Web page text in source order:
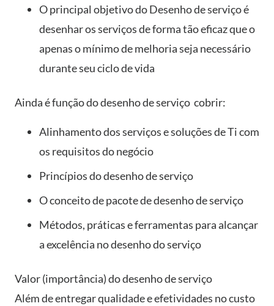
O principal objetivo do Desenho de serviço é
desenhar os serviços de forma tão eficaz que o
apenas o mínimo de melhoria seja necessário
durante seu ciclo de vida
Ainda é função do desenho de serviço cobrir:
Alinhamento dos serviços e soluções de Ti com
os requisitos do negócio
Princípios do desenho de serviço
O conceito de pacote de desenho de serviço
Métodos, práticas e ferramentas para alcançar
a excelência no desenho do serviço
Valor (importância) do desenho de serviço
Além de entregar qualidade e efetividades no custo